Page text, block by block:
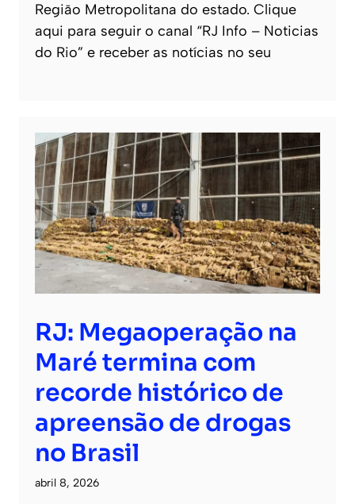
Região Metropolitana do estado. Clique
aqui para seguir o canal “RJ Info – Noticias
do Rio” e receber as notícias no seu
RJ: Megaoperação na
Maré termina com
recorde histórico de
apreensão de drogas
no Brasil
abril 8, 2026